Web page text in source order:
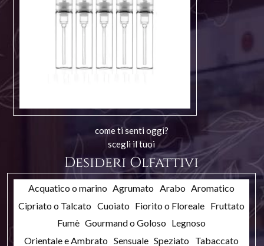
come ti senti oggi?
scegli il tuoi
Desideri Olfattivi
Acquatico o marino Agrumato Arabo Aromatico
Cipriato o Talcato Cuoiato Fiorito o Floreale Fruttato
Fumè Gourmand o Goloso Legnoso
Orientale e Ambrato Sensuale Speziato Tabaccato